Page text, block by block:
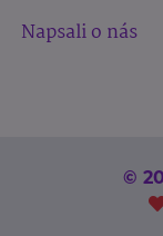
Napsali o nás
©